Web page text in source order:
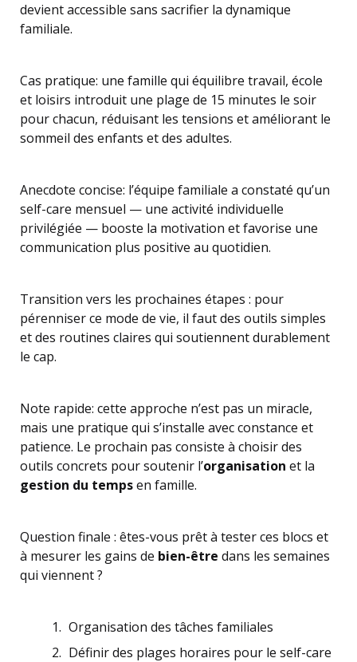
devient accessible sans sacrifier la dynamique
familiale.
Cas pratique: une famille qui équilibre travail, école
et loisirs introduit une plage de 15 minutes le soir
pour chacun, réduisant les tensions et améliorant le
sommeil des enfants et des adultes.
Anecdote concise: l’équipe familiale a constaté qu’un
self-care mensuel — une activité individuelle
privilégiée — booste la motivation et favorise une
communication plus positive au quotidien.
Transition vers les prochaines étapes : pour
pérenniser ce mode de vie, il faut des outils simples
et des routines claires qui soutiennent durablement
le cap.
Note rapide: cette approche n’est pas un miracle,
mais une pratique qui s’installe avec constance et
patience. Le prochain pas consiste à choisir des
outils concrets pour soutenir l’organisation et la
gestion du tempsen famille.
Question finale : êtes-vous prêt à tester ces blocs et
à mesurer les gains de bien-être dans les semaines
qui viennent ?
Organisation des tâches familiales
Définir des plages horaires pour le self-care